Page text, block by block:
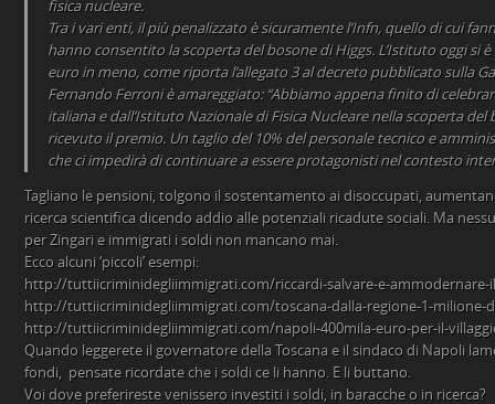
fisica nucleare.
Tra i vari enti, il più penalizzato è sicuramente l’Infn, quello di cui
hanno consentito la scoperta del bosone di Higgs. L’Istituto oggi si
euro in meno, come riporta l’allegato 3 al decreto pubblicato sulla
Fernando Ferroni è amareggiato: “Abbiamo appena finito di
italiana e dall’Istituto Nazionale di Fisica Nucleare nella scoperta del
ricevuto il premio. Un taglio del 10% del personale tecnico e
che ci impedirà di continuare a essere protagonisti nel contesto
Tagliano le pensioni, tolgono il sostentamento ai disoccupati,
ricerca scientifica dicendo addio alle potenziali ricadute sociali. Ma
per Zingari e immigrati i soldi non mancano mai.
Ecco alcuni ‘piccoli’ esempi:
http://tuttiicriminidegliimmigrati.com/riccardi-salvare-e-ammodernare-
http://tuttiicriminidegliimmigrati.com/toscana-dalla-regione-1-milione-
http://tuttiicriminidegliimmigrati.com/napoli-400mila-euro-per-il-
Quando leggerete il governatore della Toscana e il sindaco di Napoli
fondi, pensate ricordate che i soldi ce li hanno. E li buttano.
Voi dove preferireste venissero investiti i soldi, in baracche o in ricerca?